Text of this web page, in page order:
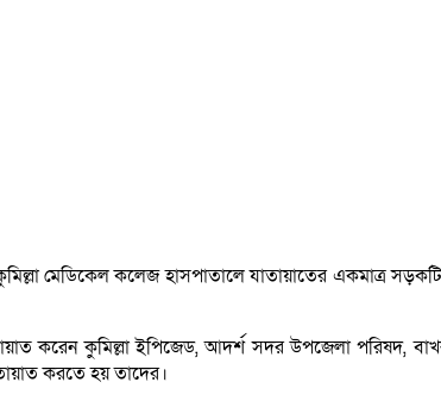
মেডিকেল কলেজ হাসপাতালে যাতায়াতের একমাত্র
করেন কুমিল্লা ইপিজেড, আদর্শ সদর উপজেলা পরিষদ,
করতে হয় তাদের।